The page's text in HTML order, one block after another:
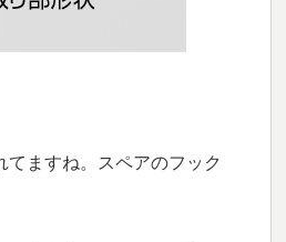
ますね。スペアのフック